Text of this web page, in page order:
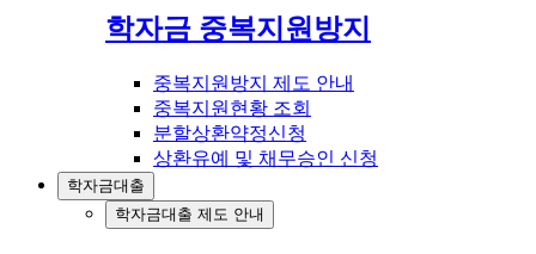
학자금 중복지원방지
중복지원방지 제도 안내
중복지원현황 조회
분할상환약정신청
상환유예 및 채무승인 신청
학자금대출
학자금대출 제도 안내